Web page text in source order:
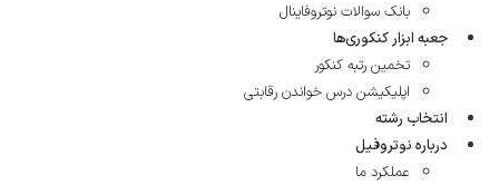
بانک سوالات نوتروفاینال
جعبه ابزار کنکوری‌ها
تخمین رتبه کنکور
اپلیکیشن درس خواندن رقابتی
انتخاب رشته
درباره نوتروفیل
عملکرد ما